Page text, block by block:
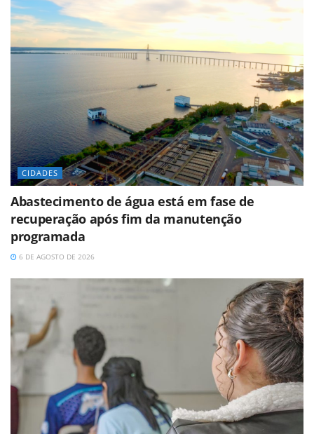
CIDADES
Abastecimento de água está em fase de
recuperação após fim da manutenção
programada
6 DE AGOSTO DE 2026